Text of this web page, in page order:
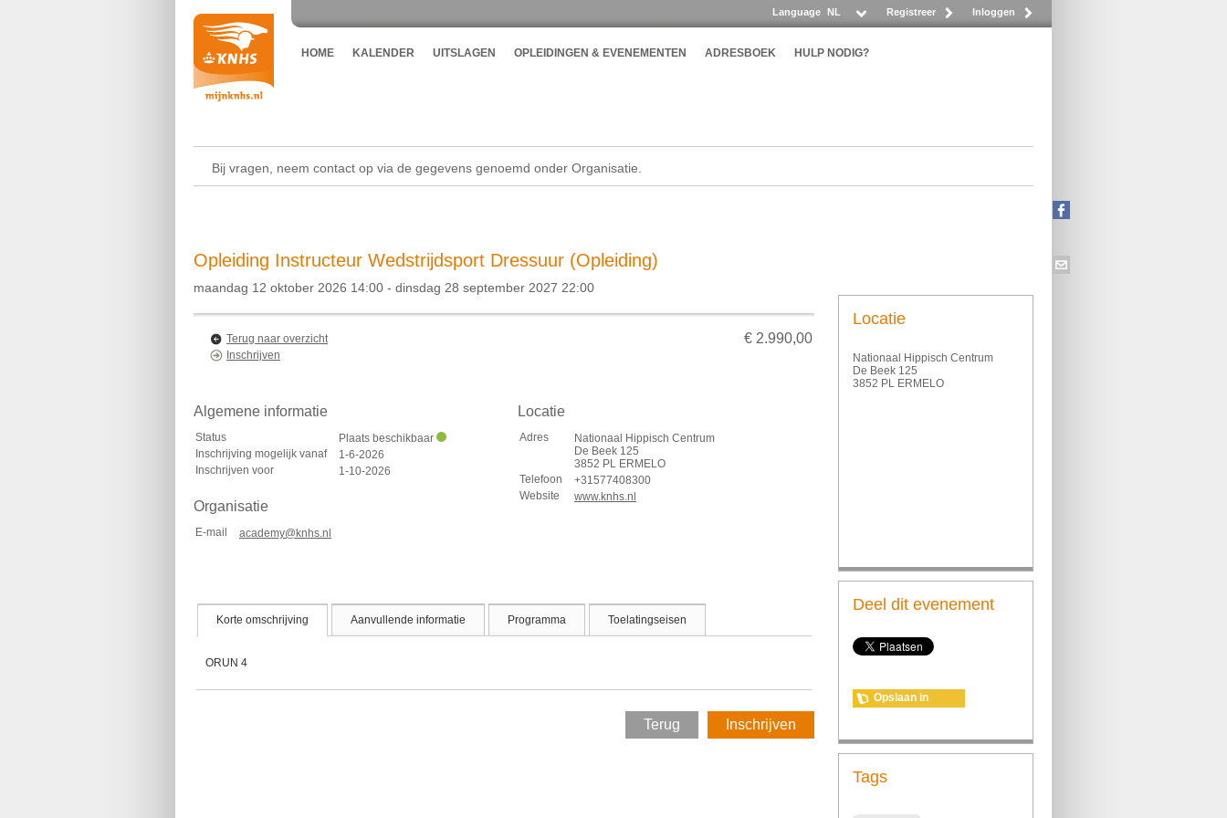
Registreer Inloggen
Language NL
HOME KALENDER UITSLAGEN OPLEIDINGEN & EVENEMENTEN ADRESBOEK HULP NODIG?
Bij vragen, neem contact op via de gegevens genoemd onder Organisatie.
Opleiding Instructeur Wedstrijdsport Dressuur (Opleiding)
maandag 12 oktober 2026 14:00 - dinsdag 28 september 2027 22:00
Terug naar overzicht
Inschrijven
€ 2.990,00
Algemene informatie
Status
Plaats beschikbaar
Inschrijving mogelijk vanaf
1-6-2026
Inschrijven voor
1-10-2026
Organisatie
E-mail academy@knhs.nl
Locatie
Adres
Nationaal Hippisch Centrum
De Beek 125
3852 PL ERMELO
Telefoon
+31577408300
Website
www.knhs.nl
Korte omschrijving Aanvullende informatie Programma Toelatingseisen
ORUN 4
Inschrijven
Terug
Locatie
Nationaal Hippisch Centrum
De Beek 125
3852 PL ERMELO
Deel dit evenement
Opslaan in
Tags